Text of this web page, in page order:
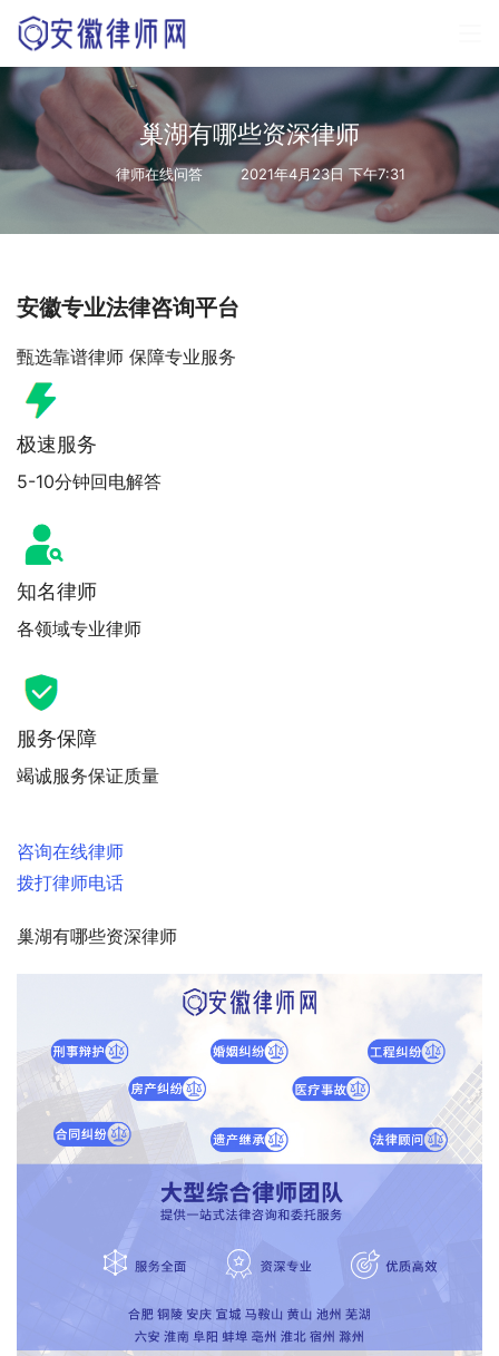
巢湖有哪些资深律师
律师在线问答 2021年4月23日 下午7:31
安徽专业法律咨询平台
甄选靠谱律师 保障专业服务
极速服务
5-10分钟回电解答
知名律师
各领域专业律师
服务保障
竭诚服务保证质量
咨询在线律师
拨打律师电话
巢湖有哪些资深律师